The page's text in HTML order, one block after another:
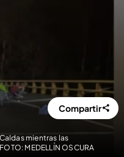
mientras las
MEDELLÍN OSCURA
Compartir